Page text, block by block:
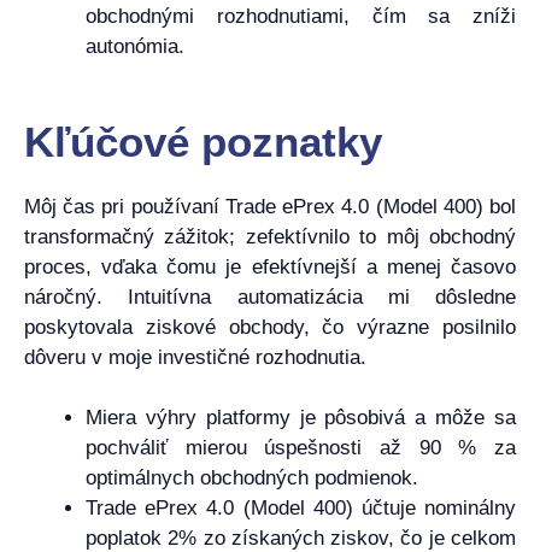
obchodnými rozhodnutiami, čím sa zníži
autonómia.
Kľúčové poznatky
Môj čas pri používaní Trade ePrex 4.0 (Model 400) bol
transformačný zážitok; zefektívnilo to môj obchodný
proces, vďaka čomu je efektívnejší a menej časovo
náročný. Intuitívna automatizácia mi dôsledne
poskytovala ziskové obchody, čo výrazne posilnilo
dôveru v moje investičné rozhodnutia.
Miera výhry platformy je pôsobivá a môže sa
pochváliť mierou úspešnosti až 90 % za
optimálnych obchodných podmienok.
Trade ePrex 4.0 (Model 400) účtuje nominálny
poplatok 2% zo získaných ziskov, čo je celkom